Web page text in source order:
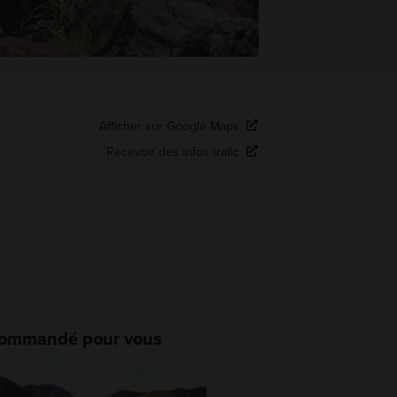
Afficher sur Google Maps
Recevoir des infos trafic
pour vous